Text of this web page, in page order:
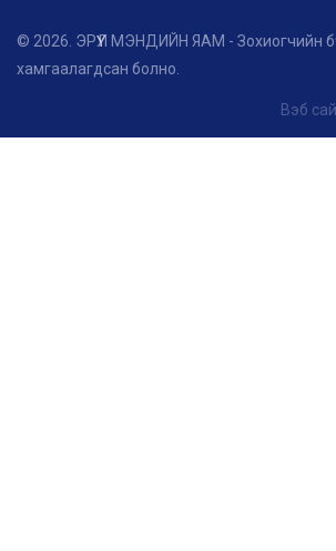
© 2026. ЭРҮҮЛ МЭНДИЙН ЯАМ - Зохиогчийн
хамгаалагдсан болно.
Вэб